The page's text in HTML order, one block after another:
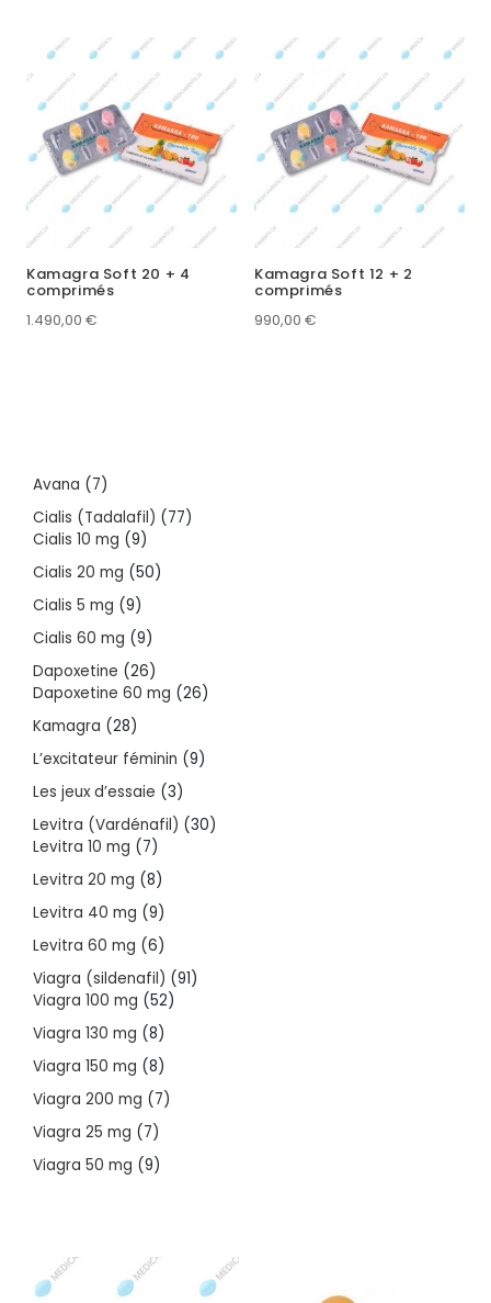
Kamagra Soft 20 + 4
comprimés
1.490,00 €
Kamagra Soft 12 + 2
comprimés
990,00 €
Avana 77
products
Cialis (Tadalafil) 7777
Cialis 10 mg 99
products
Cialis 20 mg 5050
Cialis 5 mg 99
products
Cialis 60 mg 99
products
Dapoxetine 2626
products
Dapoxetine 60 mg 2626
Kamagra 2828
products
L’excitateur féminin 99
Les jeux d’essaie 33
products
Levitra (Vardénafil) 3030
Levitra 10 mg 77
products
Levitra 20 mg 88
products
Levitra 40 mg 99
products
Levitra 60 mg 66
products
Viagra (sildenafil) 9191
Viagra 100 mg 5252
Viagra 130 mg 88
products
Viagra 150 mg 88
products
Viagra 200 mg 77
Viagra 25 mg 77
products
Viagra 50 mg 99